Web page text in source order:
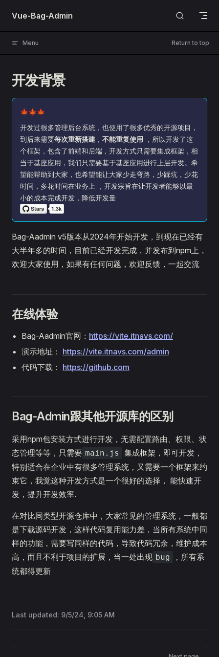
Skip to content
Vue-Bag-Admin
Menu Return to top
开发背景
🍁🍁🍁
开发过很多管理后台系统，也使用了很多优秀的开源项目，
到后来需要每次重新搭建 ， 不能重复使用 ，所以开发了这
个框架，包含了前端和后端，开发方式只需要集成框架，相
当于基座应用，我们只需要基于基座应用进行上层开发。希
望能帮助到大家，也希望能让大家少走弯路，少踩坑，少花
时间，多花时间在业务上 ，开发宗旨在让开发者能够以最
小的成本完成开发，降低开发量
Bag-Aadmin v5版本从2024年开始开发，到现在已经有
大半年多的时间，目前已经开发完成，并发布到npm上，
欢迎大家使用，如果有任何问题，欢迎反馈，一起交流
在线体验
Bag-Aadmin官网： https://vite.itnavs.com/
演示地址： https://vite.itnavs.com/admin
代码下载： https://github.com
Bag-Admin跟其他开源库的区别
采用npm包安装方式进行开发，无需配置路由、权限、状
态管理等等，只需要 main.js
集成框架，即可开发，
特别适合在企业中有很多管理系统，又需要一个框架来约
束它，我觉这种开发方式是一个很好的选择， 能快速开
发，提升开发效率.
在对比同类型开源仓库中，大家常见的管理系统，一般都
是下载源码开发，这样代码复用能力差，当所有系统中同
样的功能，需要写同样的代码，导致代码冗余，维护成本
高，而且不利于项目的扩展，当一处出现 bug
，所有系
统都得更新
Last updated: 9/5/24, 9:05 AM